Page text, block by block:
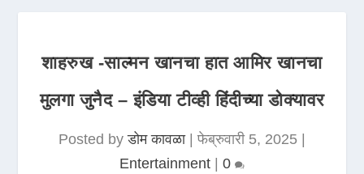
शाहरुख -साल्मन खानचा हात आमिर खानचा
मुलगा जुनैद – इंडिया टीव्ही हिंदीच्या डोक्यावर
Posted byडोम कावळा|फेब्रुवारी 5, 2025
Entertainment
0